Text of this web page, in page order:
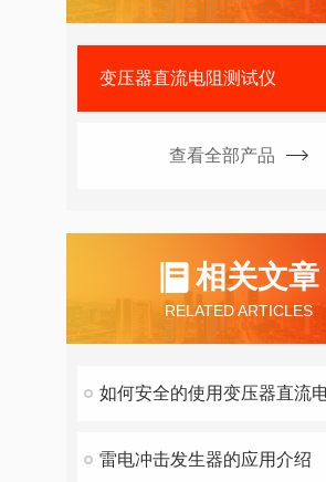
变压器直流电阻测试仪
查看全部产品
相关文章
RELATED ARTICLES
雷电冲击发生器的应用介绍